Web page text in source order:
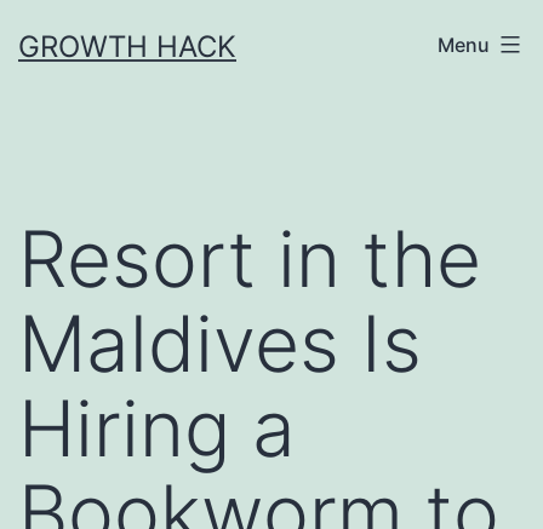
toGROWTH HACK Menu
Resort in the
Maldives Is
Hiring a